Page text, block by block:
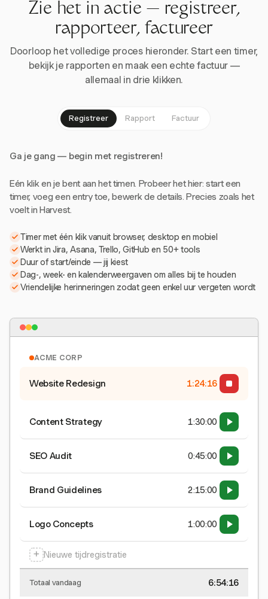
Zie het in actie — registreer,
rapporteer, factureer
Doorloop het volledige proces hieronder. Start een timer,
bekijk je rapporten en maak een echte factuur —
allemaal in drie klikken.
Registreer Rapport Factuur
Ga je gang — begin met registreren!
Eén klik en je bent aan het timen. Probeer het hier: start een
timer, voeg een entry toe, bewerk de details. Precies zoals het
voelt in Harvest.
Timer met één klik vanuit browser, desktop en mobiel
Werkt in Jira, Asana, Trello, GitHub en 50+ tools
Duur of start/einde — jij kiest
Dag-, week- en kalenderweergaven om alles bij te houden
Vriendelijke herinneringen zodat geen enkel uur vergeten wordt
ACME CORP
Website Redesign 1:24:17
Content Strategy 1:30:00
SEO Audit 0:45:00
Brand Guidelines 2:15:00
Logo Concepts 1:00:00
+ Nieuwe tijdregistratie
Totaal vandaag 6:54:17